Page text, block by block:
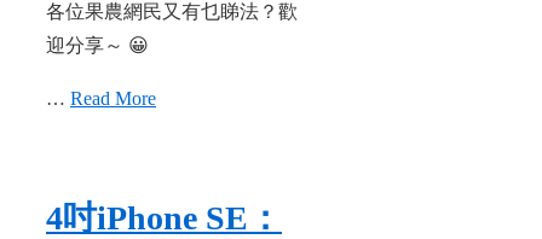
各位果農網民又有乜睇法？歡
迎分享～ 😀
… Read More
4吋iPhone SE：